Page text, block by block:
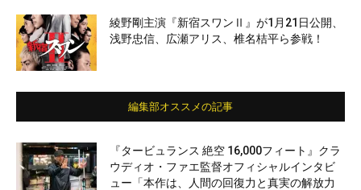
綾野剛主演『新宿スワンⅡ』が1月21日公開、
浅野忠信、広瀬アリス、椎名桔平ら参戦！
編集部オススメの記事
『タービュランス 絶空 16,000フィート』クラ
ウディオ・ファエ監督オフィシャルインタビ
ュー「本作は、人間の回復力と真実の解放力